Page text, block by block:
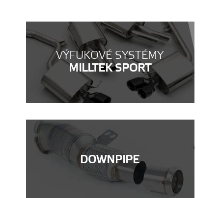
VÝFUKOVÉ SYSTÉMY
MILLTEK SPORT
DOWNPIPE